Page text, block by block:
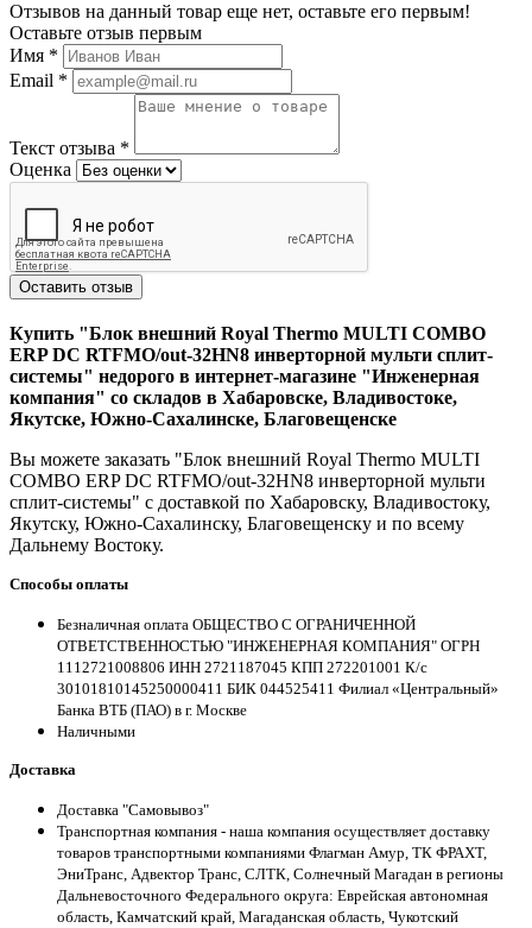
Отзывов на данный товар еще нет, оставьте его первым!
Оставьте отзыв первым
Имя *
Email *
Текст отзыва *
Оценка
Оставить отзыв
Купить "Блок внешний Royal Thermo MULTI COMBO
ERP DC RTFMO/out-32HN8 инверторной мульти сплит-
системы" недорого в интернет-магазине "Инженерная
компания" со складов в Хабаровске, Владивостоке,
Якутске, Южно-Сахалинске, Благовещенске
Вы можете заказать "Блок внешний Royal Thermo MULTI
COMBO ERP DC RTFMO/out-32HN8 инверторной мульти
сплит-системы" с доставкой по Хабаровску, Владивостоку,
Якутску, Южно-Сахалинску, Благовещенску и по всему
Дальнему Востоку.
Способы оплаты
Безналичная оплата ОБЩЕСТВО С ОГРАНИЧЕННОЙ
ОТВЕТСТВЕННОСТЬЮ "ИНЖЕНЕРНАЯ КОМПАНИЯ" ОГРН
1112721008806 ИНН 2721187045 КПП 272201001 К/с
30101810145250000411 БИК 044525411 Филиал «Центральный»
Банка ВТБ (ПАО) в г. Москве
Наличными
Доставка
Доставка "Самовывоз"
Транспортная компания - наша компания осуществляет доставку
товаров транспортными компаниями Флагман Амур, ТК ФРАХТ,
ЭниТранс, Адвектор Транс, СЛТК, Солнечный Магадан в регионы
Дальневосточного Федерального округа: Еврейская автономная
область, Камчатский край, Магаданская область, Чукотский